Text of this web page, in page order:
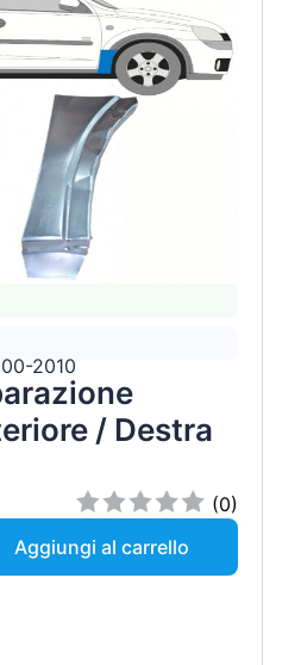
2010
/ Destra
(0)
Aggiungi al carrello